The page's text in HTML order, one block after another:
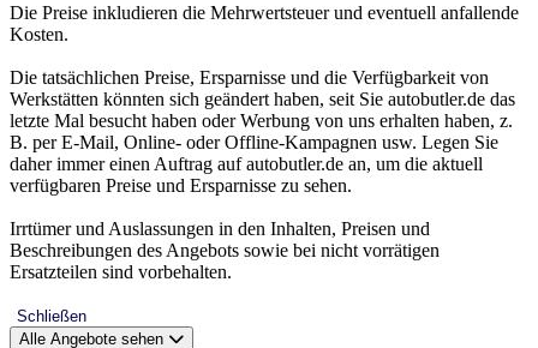
Die Preise inkludieren die Mehrwertsteuer und eventuell anfallende
Kosten.
Die tatsächlichen Preise, Ersparnisse und die Verfügbarkeit von
Werkstätten könnten sich geändert haben, seit Sie autobutler.de das
letzte Mal besucht haben oder Werbung von uns erhalten haben, z.
B. per E-Mail, Online- oder Offline-Kampagnen usw. Legen Sie
daher immer einen Auftrag auf autobutler.de an, um die aktuell
verfügbaren Preise und Ersparnisse zu sehen.
Irrtümer und Auslassungen in den Inhalten, Preisen und
Beschreibungen des Angebots sowie bei nicht vorrätigen
Ersatzteilen sind vorbehalten.
Schließen
Alle Angebote sehen